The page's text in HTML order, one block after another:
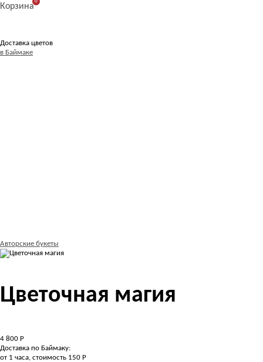
Корзина
Доставка цветов
в Баймаке
Авторские букеты
Цветочная магия
4 800 Р
Доставка по Баймаку:
от 1 часа, стоимость 150 Р